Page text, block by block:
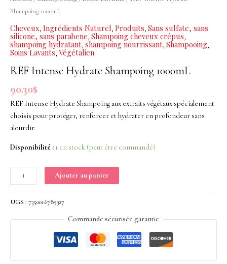
Shampoing 1000mL
Cheveux, Ingrédients Naturel, Produits, Sans sulfate, sans
silicone, sans parabene, Shampoing cheveux crépus,
shampoing hydratant, shampoing nourrissant, Shampooing,
Soins Lavants, Végétalien
REF Intense Hydrate Shampoing 1000mL
90.30$
REF Intense Hydrate Shampoing aux extraits végétaux spécialement
choisis pour protéger, renforcer et hydrater en profondeur sans
alourdir.
Disponibilité : 1 en stock (peut être commandé)
Shampoing
Ajouter au panier
UGS : 7350016785327
Commande sécurisée garantie